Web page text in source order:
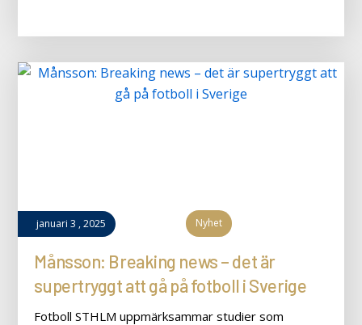
januari 3 ,2025 Nyhet
Månsson: Breaking news – det är
supertryggt att gå på fotboll i Sverige
Fotboll STHLM uppmärksammar studier som